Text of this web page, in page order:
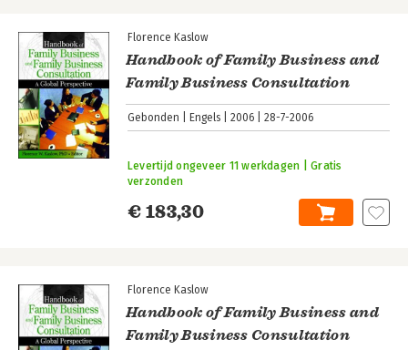
Florence Kaslow
Handbook of Family Business and
Family Business Consultation
Gebonden Engels 2006 28-7-2006
€ 183,30
Levertijd ongeveer 11 werkdagen | Gratis
verzonden
Florence Kaslow
Handbook of Family Business and
Family Business Consultation